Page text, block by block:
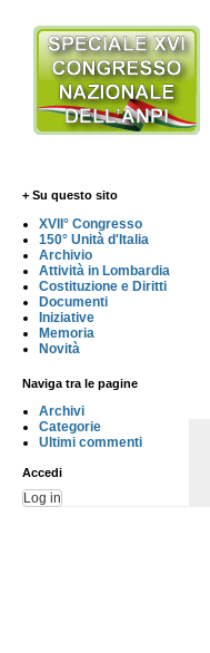
+ Su questo sito
XVII° Congresso
150° Unità d'Italia
Archivio
Attività in Lombardia
Costituzione e Diritti
Documenti
Iniziative
Memoria
Novità
Naviga tra le pagine
Archivi
Categorie
Ultimi commenti
Accedi
Log in